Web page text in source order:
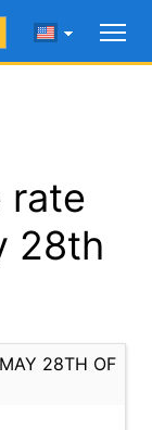
rate
28th
28TH OF